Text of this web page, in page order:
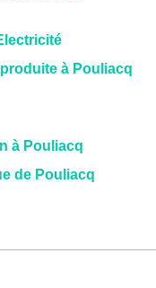
à Pouliacq
à Pouliacq
de Pouliacq